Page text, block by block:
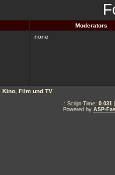
Moderators
none
Kino, Film und TV
.: Script-Time: 0.031
Powered by ASP-